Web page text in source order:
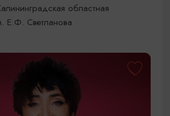
областная
Е.Ф. Светланова